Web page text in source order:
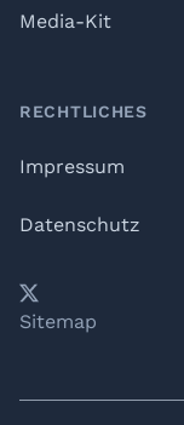
Media-Kit
RECHTLICHES
Impressum
Datenschutz
YouTube
𝕏 LinkedIn
Telegram
Sitemap